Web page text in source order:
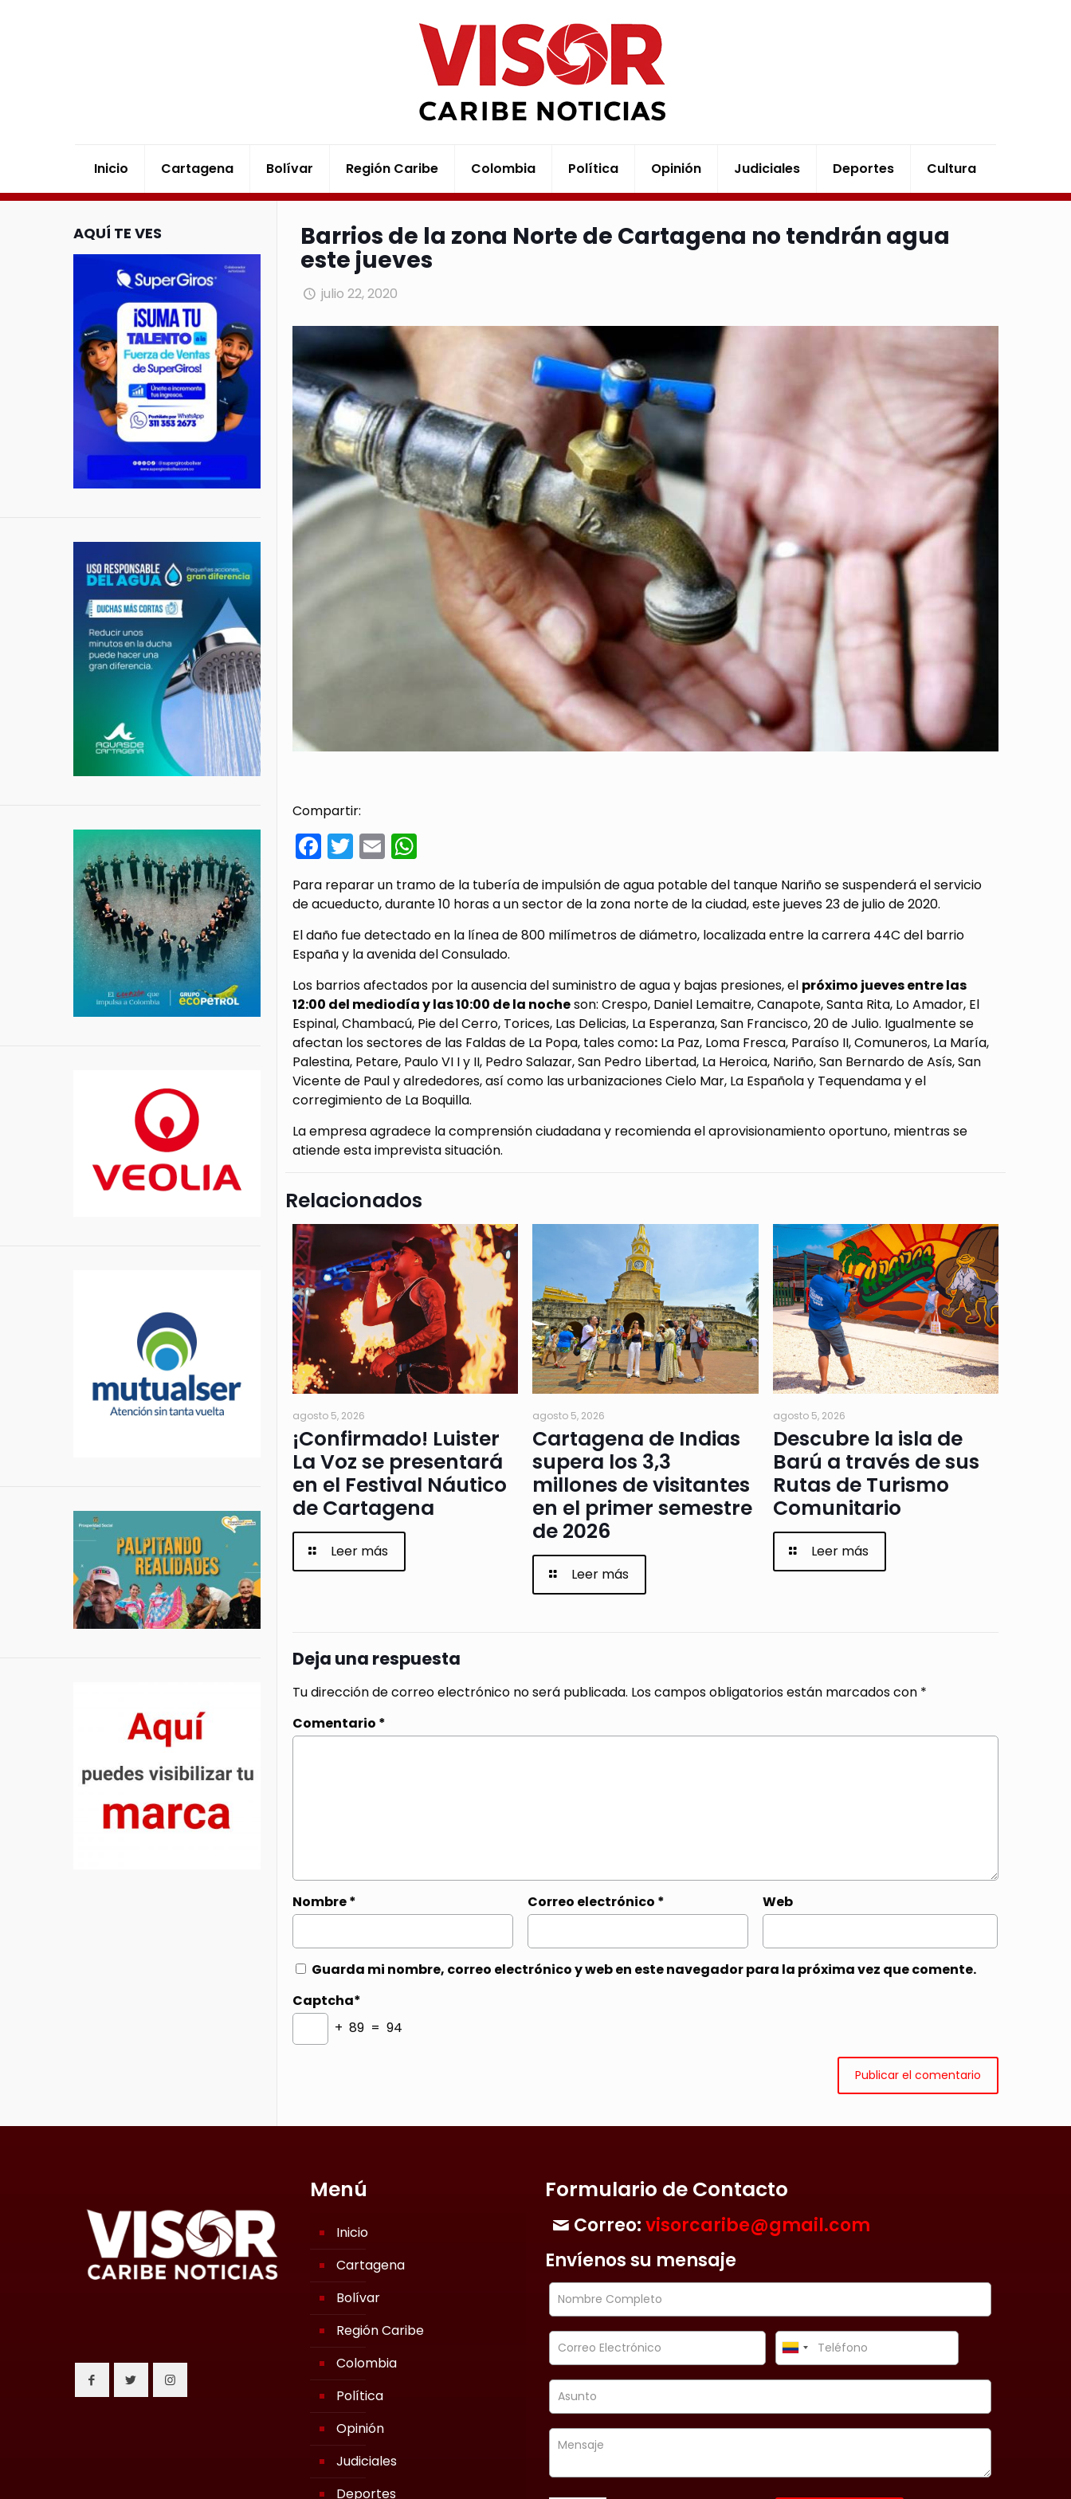
Inicio Cartagena Bolívar Región Caribe Colombia Política Opinión Judiciales Deportes Cultura
Barrios de la zona Norte de Cartagena no tendrán agua
este jueves
julio 22, 2020
Compartir:
Facebook
Twitter
Email
Para reparar un tramo de la tubería de impulsión de agua potable del tanque Nariño se suspenderá el servicio
de acueducto, durante 10 horas a un sector de la zona norte de la ciudad, este jueves 23 de julio de 2020.
El daño fue detectado en la línea de 800 milímetros de diámetro, localizada entre la carrera 44C del barrio
España y la avenida del Consulado.
Los barrios afectados por la ausencia del suministro de agua y bajas presiones, el próximo jueves entre las
12:00 del mediodía y las 10:00 de la nocheson: Crespo, Daniel Lemaitre, Canapote, Santa Rita, Lo Amador, El
Espinal, Chambacú, Pie del Cerro, Torices, Las Delicias, La Esperanza, San Francisco, 20 de Julio. Igualmente se
afectan los sectores de las Faldas de La Popa, tales como: La Paz, Loma Fresca, Paraíso II, Comuneros, La María,
Palestina, Petare, Paulo VI I y II, Pedro Salazar, San Pedro Libertad, La Heroica, Nariño, San Bernardo de Asís, San
Vicente de Paul y alrededores, así como las urbanizaciones Cielo Mar, La Española y Tequendama y el
corregimiento de La Boquilla.
La empresa agradece la comprensión ciudadana y recomienda el aprovisionamiento oportuno, mientras se
atiende esta imprevista situación.
Relacionados
agosto 5, 2026
¡Confirmado! Luister
La Voz se presentará
en el Festival Náutico
de Cartagena
Leer más
agosto 5, 2026
Cartagena de Indias
supera los 3,3
millones de visitantes
en el primer semestre
de 2026
Leer más
agosto 5, 2026
Descubre la isla de
Barú a través de sus
Rutas de Turismo
Comunitario
Leer más
Deja una respuesta
Tu dirección de correo electrónico no será publicada. Los campos obligatorios están marcados con *
Comentario *
Nombre* Correo electrónico * Web
Guarda mi nombre, correo electrónico y web en este navegador para la próxima vez que comente.
Captcha*
+ 89 = 94
AQUÍ TE VES
Menú
Inicio
Cartagena
Bolívar
Región Caribe
Colombia
Política
Opinión
Judiciales
Deportes
Formulario de Contacto
Correo:visorcaribe@gmail.com
Envíenos su mensaje